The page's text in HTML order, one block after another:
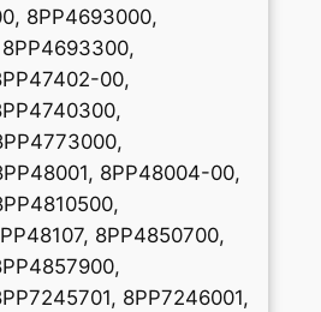
8PP4693000,
00,
8PP48004-00,
8PP4850700,
8PP7246001,